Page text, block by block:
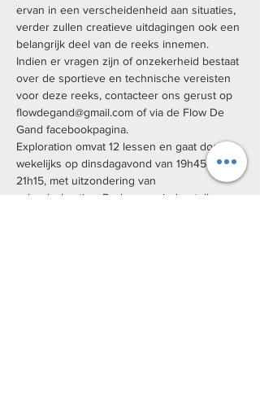
ervan in een verscheidenheid aan situaties,
verder zullen creatieve uitdagingen ook een
belangrijk deel van de reeks innemen.
Indien er vragen zijn of onzekerheid bestaat
over de sportieve en technische vereisten
voor deze reeks, contacteer ons gerust op
flowdegand@gmail.com of via de Flow De
Gand facebookpagina.
Exploration omvat 12 lessen en gaat door
wekelijks op dinsdagavond van 19h45 tot
21h15, met uitzondering van
schoolvakanties. De lessen vinden telkens